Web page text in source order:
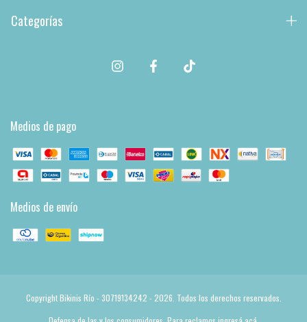
Categorías
Medios de pago
Medios de envío
Copyright Bikinis Río - 30719134242 - 2026. Todos los derechos reservados.